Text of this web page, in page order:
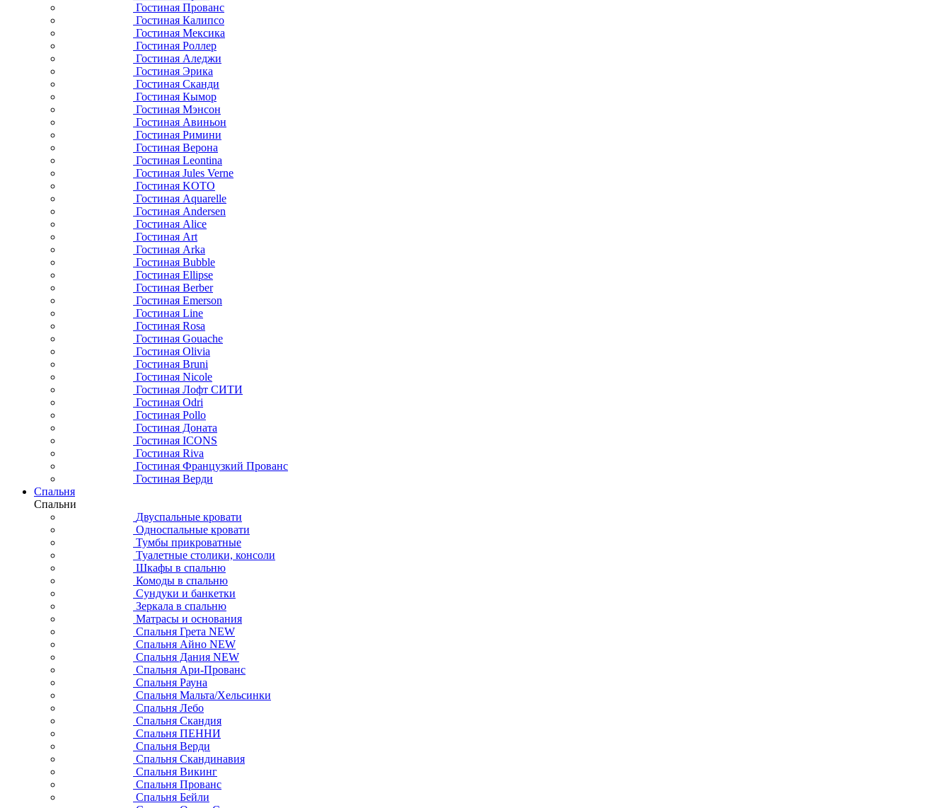
Гостиная Прованс
Гостиная Калипсо
Гостиная Мексика
Гостиная Роллер
Гостиная Аледжи
Гостиная Эрика
Гостиная Сканди
Гостиная Кымор
Гостиная Мэнсон
Гостиная Авиньон
Гостиная Римини
Гостиная Верона
Гостиная Leontina
Гостиная Jules Verne
Гостиная KOTO
Гостиная Aquarelle
Гостиная Andersen
Гостиная Alice
Гостиная Art
Гостиная Arka
Гостиная Bubble
Гостиная Ellipse
Гостиная Berber
Гостиная Emerson
Гостиная Line
Гостиная Rosa
Гостиная Gouache
Гостиная Olivia
Гостиная Bruni
Гостиная Nicole
Гостиная Лофт СИТИ
Гостиная Odri
Гостиная Pollo
Гостиная Доната
Гостиная ICONS
Гостиная Riva
Гостиная Французкий Прованс
Гостиная Верди
Спальня
Спальни
Двуспальные кровати
Односпальные кровати
Тумбы прикроватные
Туалетные столики, консоли
Шкафы в спальню
Комоды в спальню
Сундуки и банкетки
Зеркала в спальню
Матрасы и основания
Спальня Грета NEW
Спальня Айно NEW
Спальня Дания NEW
Спальня Ари-Прованс
Спальня Рауна
Спальня Мальта/Хельсинки
Спальня Лебо
Спальня Скандия
Спальня ПЕННИ
Спальня Верди
Спальня Скандинавия
Спальня Викинг
Спальня Прованс
Спальня Бейли